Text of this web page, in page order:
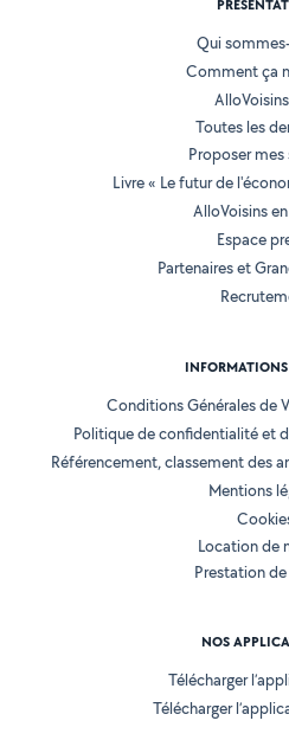
Qui
Comment ça
Toutes les
Proposer mes
Livre « Le futur de
AlloVoisins
Espace
Partenaires et
INFORMATIONS
Conditions Générales de
Politique de confidentialité et
Référencement, classement des
Mentions
Location de
Prestation
NOS
Télécharger
Télécharger